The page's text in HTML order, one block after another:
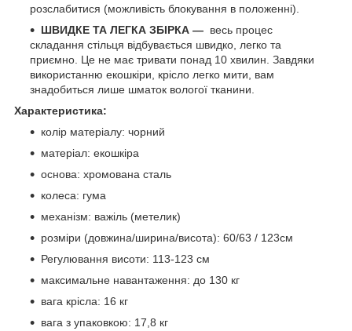
розслабитися (можливість блокування в положенні).
ШВИДКЕ ТА ЛЕГКА ЗБІРКА — весь процес
складання стільця відбувається швидко, легко та
приємно. Це не має тривати понад 10 хвилин. Завдяки
використанню екошкіри, крісло легко мити, вам
знадобиться лише шматок вологої тканини.
Характеристика:
колір матеріалу: чорний
матеріал: екошкіра
основа: хромована сталь
колеса: гума
механізм: важіль (метелик)
розміри (довжина/ширина/висота): 60/63 / 123см
Регулювання висоти: 113-123 см
максимальне навантаження: до 130 кг
вага крісла: 16 кг
вага з упаковкою: 17,8 кг